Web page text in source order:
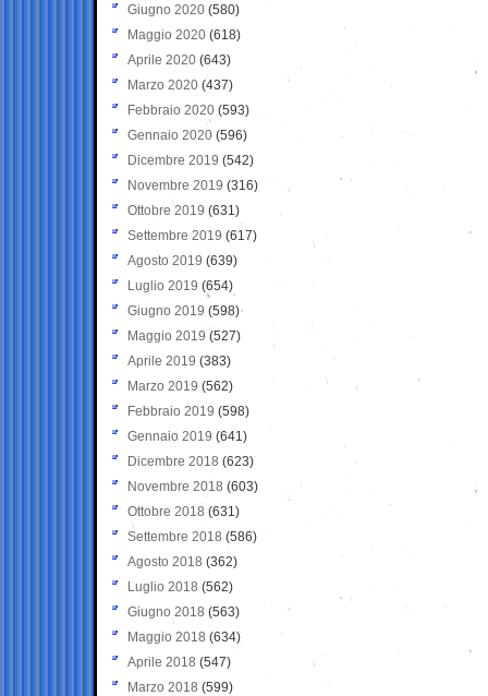
Giugno 2020 (580)
Maggio 2020 (618)
Aprile 2020 (643)
Marzo 2020 (437)
Febbraio 2020 (593)
Gennaio 2020 (596)
Dicembre 2019 (542)
Novembre 2019 (316)
Ottobre 2019 (631)
Settembre 2019 (617)
Agosto 2019 (639)
Luglio 2019 (654)
Giugno 2019 (598)
Maggio 2019 (527)
Aprile 2019 (383)
Marzo 2019 (562)
Febbraio 2019 (598)
Gennaio 2019 (641)
Dicembre 2018 (623)
Novembre 2018 (603)
Ottobre 2018 (631)
Settembre 2018 (586)
Agosto 2018 (362)
Luglio 2018 (562)
Giugno 2018 (563)
Maggio 2018 (634)
Aprile 2018 (547)
Marzo 2018 (599)